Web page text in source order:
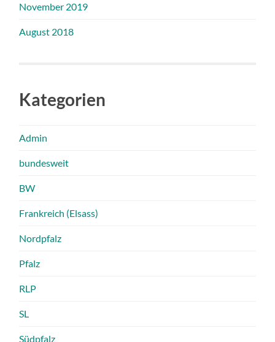
November 2019
August 2018
Kategorien
Admin
bundesweit
BW
Frankreich (Elsass)
Nordpfalz
Pfalz
RLP
SL
Südpfalz